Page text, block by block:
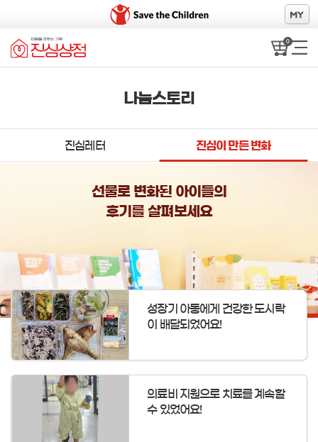
0
나눔스토리
진심레터 진심이 만든 변화
선물로 변화된 아이들의
후기를 살펴보세요
성장기 아동에게 건강한 도시락
이 배달되었어요!
의료비 지원으로 치료를 계속할
수 있었어요!